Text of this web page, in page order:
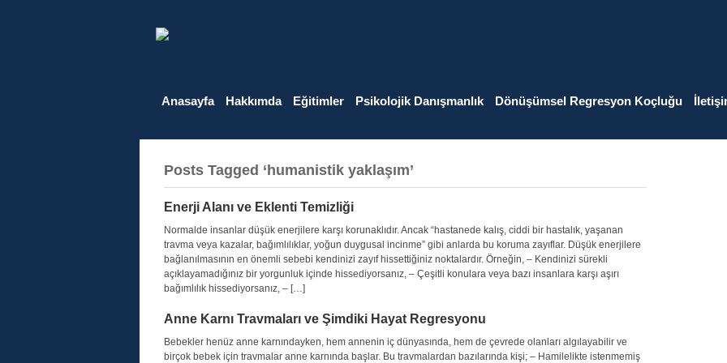
Anasayfa Hakkımda Eğitimler Psikolojik Danışmanlık Dönüşümsel Regresyon Koçluğu
Posts Tagged ‘humanistik yaklaşım’
Enerji Alanı ve Eklenti Temizliği
Normalde insanlar düşük enerjilere karşı korunaklıdır. Ancak “hastanede kalış, ciddi bir hastalık, yaşanan
travma veya kazalar, bağımlılıklar, yoğun duygusal incinme” gibi anlarda bu koruma zayıflar. Düşük enerjilere
bağlanılmasının en önemli sebebi kendinizi zayıf hissettiğiniz noktalardır. Örneğin, – Kendinizi sürekli
açıklayamadığınız bir yorgunluk içinde hissediyorsanız, – Çeşitli konulara veya bazı insanlara karşı aşırı
bağımlılık hissediyorsanız, – […]
Anne Karnı Travmaları ve Şimdiki Hayat Regresyonu
Bebekler henüz anne karnındayken, hem annenin iç dünyasında, hem de çevrede olanları algılayabilir ve
birçok bebek için travmalar anne karnında başlar. Bu travmalardan bazılarında kişi; – Hamilelikte istenmemiş